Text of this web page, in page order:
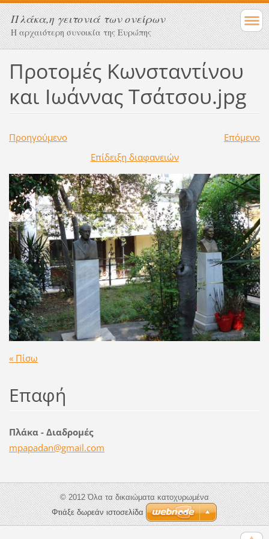
Πλάκα,η γειτονιά των ονείρων
Η αρχαιότερη συνοικία της Ευρώπης
Προτομές Κωνσταντίνου
και Ιωάννας Τσάτσου.jpg
Προηγούμενο
Επόμενο
Επίδειξη διαφανειών
« Πίσω
Επαφή
Πλάκα - Διαδρομές
mpapadan@gmail.com
© 2012 Όλα τα δικαιώματα κατοχυρωμένα
Φτιάξε δωρεάν ιστοσελίδα